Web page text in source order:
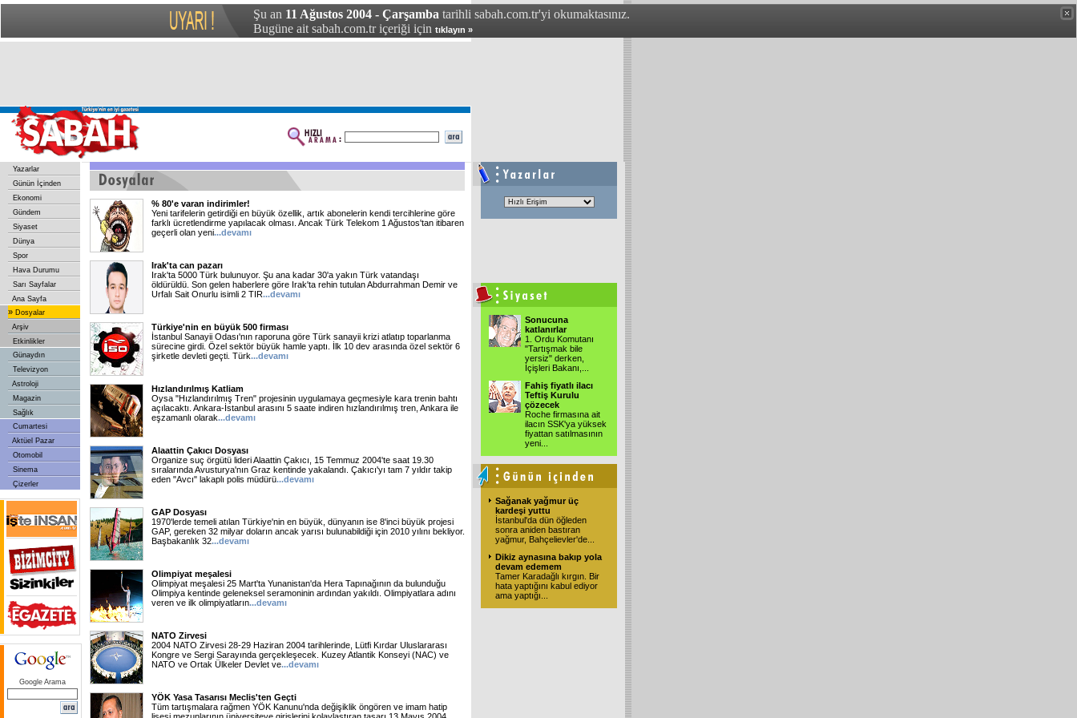
Şu an 11 Ağustos 2004 - Çarşamba tarihli sabah.com.tr'yi okumaktasınız.
Bugüne ait sabah.com.tr içeriği için tıklayın »
Yazarlar
Günün İçinden
Ekonomi
Gündem
Siyaset
Dünya
Spor
Hava Durumu
Sarı Sayfalar
Ana Sayfa
» Dosyalar
Arşiv
Etkinlikler
Günaydın
Televizyon
Astroloji
Magazin
Sağlık
Cumartesi
Aktüel Pazar
Otomobil
Sinema
Çizerler
Google Arama
% 80'e varan indirimler!
Yeni tarifelerin getirdiği en büyük özellik, artık abonelerin kendi tercihlerine göre
farklı ücretlendirme yapılacak olması. Ancak Türk Telekom 1 Ağustos'tan itibaren
geçerli olan yeni...devamı
Irak'ta can pazarı
Irak'ta 5000 Türk bulunuyor. Şu ana kadar 30'a yakın Türk vatandaşı
öldürüldü. Son gelen haberlere göre Irak'ta rehin tutulan Abdurrahman Demir ve
Urfalı Sait Onurlu isimli 2 TIR...devamı
Türkiye'nin en büyük 500 firması
İstanbul Sanayii Odası'nın raporuna göre Türk sanayii krizi atlatıp toparlanma
sürecine girdi. Özel sektör büyük hamle yaptı. İlk 10 dev arasında özel sektör 6
şirketle devleti geçti. Türk...devamı
Hızlandırılmış Katliam
Oysa "Hızlandırılmış Tren" projesinin uygulamaya geçmesiyle kara trenin bahtı
açılacaktı. Ankara-İstanbul arasını 5 saate indiren hızlandırılmış tren, Ankara ile
eşzamanlı olarak...devamı
Alaattin Çakıcı Dosyası
Organize suç örgütü lideri Alaattin Çakıcı, 15 Temmuz 2004'te saat 19.30
sıralarında Avusturya'nın Graz kentinde yakalandı. Çakıcı'yı tam 7 yıldır takip
eden "Avcı" lakaplı polis müdürü...devamı
GAP Dosyası
1970'lerde temeli atılan Türkiye'nin en büyük, dünyanın ise 8'inci büyük projesi
GAP, gereken 32 milyar doların ancak yarısı bulunabildiği için 2010 yılını bekliyor.
Başbakanlık 32...devamı
Olimpiyat meşalesi
Olimpiyat meşalesi 25 Mart'ta Yunanistan'da Hera Tapınağının da bulunduğu
Olimpiya kentinde geleneksel seramoninin ardından yakıldı. Olimpiyatlara adını
veren ve ilk olimpiyatların...devamı
NATO Zirvesi
2004 NATO Zirvesi 28-29 Haziran 2004 tarihlerinde, Lütfi Kırdar Uluslararası
Kongre ve Sergi Sarayında gerçekleşecek. Kuzey Atlantik Konseyi (NAC) ve
NATO ve Ortak Ülkeler Devlet ve...devamı
YÖK Yasa Tasarısı Meclis'ten Geçti
Tüm tartışmalara rağmen YÖK Kanunu'nda değişiklik öngören ve imam hatip
Sonucuna
katlanırlar
1. Ordu Komutanı
"Tartışmak bile
yersiz" derken,
İçişleri Bakanı,
Fahiş fiyatlı ilacı
Teftiş Kurulu
çözecek
Roche firmasına ait
ilacın SSK'ya yüksek
fiyattan satılmasının
yeni
Sağanak yağmur üç
kardeşi yuttu
İstanbul'da dün öğleden
sonra aniden bastıran
yağmur, Bahçelievler'de
Dikiz aynasına bakıp yola
devam edemem
Tamer Karadağlı kırgın. Bir
hata yaptığını kabul ediyor
ama yaptığı